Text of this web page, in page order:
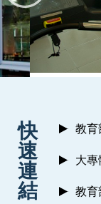
快
速
連
結
教
大
教育